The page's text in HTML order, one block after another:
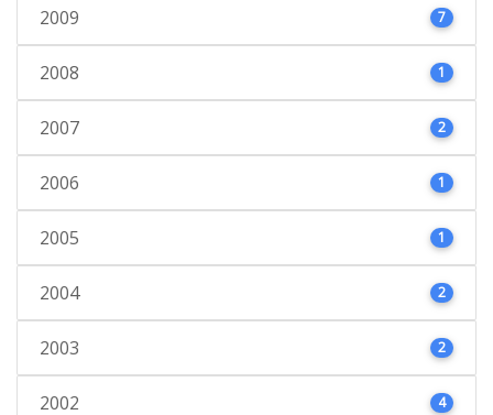
2009 7
2008 1
2007 2
2006 1
2005 1
2004 2
2003 2
2002 4